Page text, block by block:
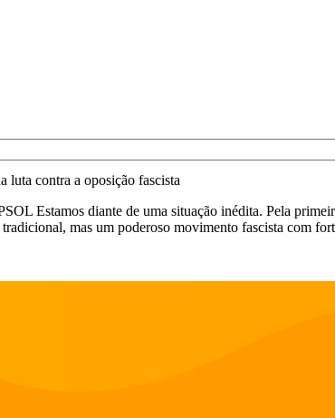
luta contra a oposição fascista
Estamos diante de uma situação inédita. Pela
mas um poderoso movimento fascista com